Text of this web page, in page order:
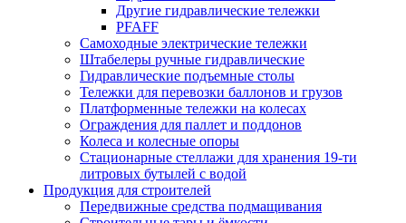
Другие гидравлические тележки
PFAFF
Самоходные электрические тележки
Штабелеры ручные гидравлические
Гидравлические подъемные столы
Тележки для перевозки баллонов и грузов
Платформенные тележки на колесах
Ограждения для паллет и поддонов
Колеса и колесные опоры
Стационарные стеллажи для хранения 19-ти
литровых бутылей с водой
Продукция для строителей
Передвижные средства подмащивания